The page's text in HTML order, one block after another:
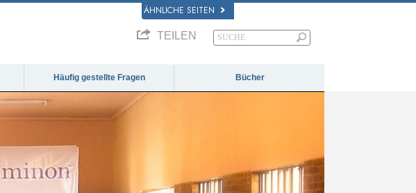
ÄHNLICHE SEITEN
TEILEN
Häufig gestellte Fragen Bücher